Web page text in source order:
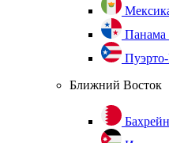
Панама
Ближний Восток
Бахрейн